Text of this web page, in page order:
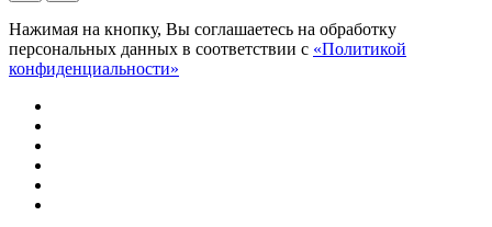
Нажимая на кнопку, Вы соглашаетесь на обработку
персональных данных в соответствии с «Политикой
конфиденциальности»